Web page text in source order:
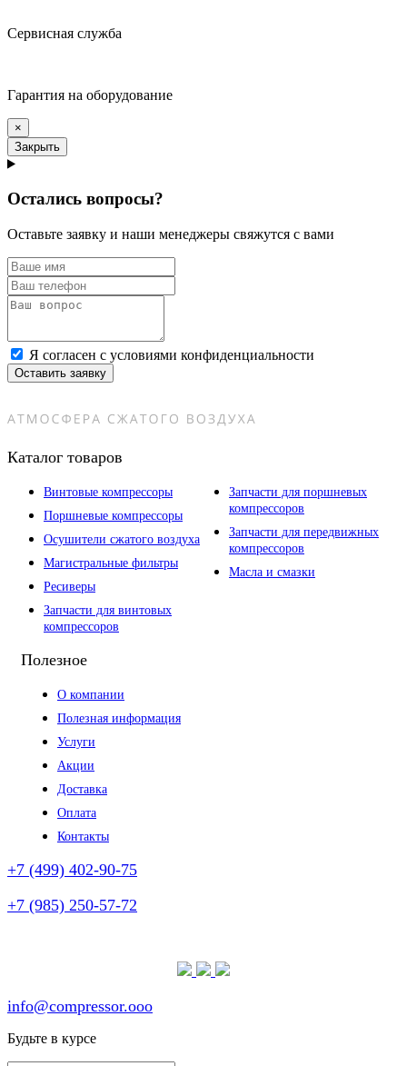
Сервисная служба
Гарантия на оборудование
×
Закрыть
Остались вопросы?
Оставьте заявку и наши менеджеры свяжутся с вами
Я согласен с условиями конфиденциальности
Оставить заявку
Каталог товаров
Винтовые компрессоры
Поршневые компрессоры
Осушители сжатого воздуха
Магистральные фильтры
Ресиверы
Запчасти для винтовых
компрессоров
Запчасти для поршневых
компрессоров
Запчасти для передвижных
компрессоров
Масла и смазки
Полезное
О компании
Полезная информация
Услуги
Акции
Доставка
Оплата
Контакты
+7 (499) 402-90-75
+7 (985) 250-57-72
info@compressor.ooo
Будьте в курсе